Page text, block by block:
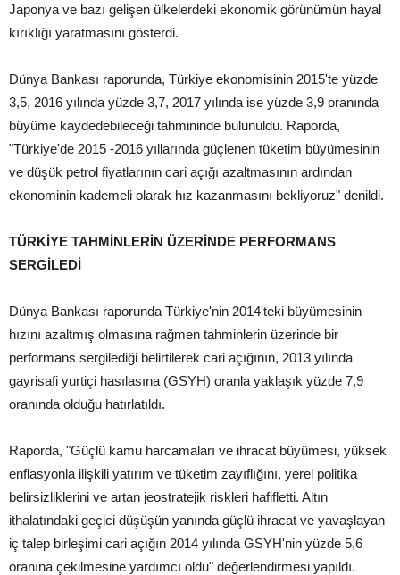
Japonya ve bazı gelişen ülkelerdeki ekonomik görünümün hayal
kırıklığı yaratmasını gösterdi.
Dünya Bankası raporunda, Türkiye ekonomisinin 2015'te yüzde
3,5, 2016 yılında yüzde 3,7, 2017 yılında ise yüzde 3,9 oranında
büyüme kaydedebileceği tahmininde bulunuldu. Raporda,
"Türkiye'de 2015 -2016 yıllarında güçlenen tüketim büyümesinin
ve düşük petrol fiyatlarının cari açığı azaltmasının ardından
ekonominin kademeli olarak hız kazanmasını bekliyoruz" denildi.
TÜRKİYE TAHMİNLERİN ÜZERİNDE PERFORMANS
SERGİLEDİ
Dünya Bankası raporunda Türkiye'nin 2014'teki büyümesinin
hızını azaltmış olmasına rağmen tahminlerin üzerinde bir
performans sergilediği belirtilerek cari açığının, 2013 yılında
gayrisafi yurtiçi hasılasına (GSYH) oranla yaklaşık yüzde 7,9
oranında olduğu hatırlatıldı.
Raporda, "Güçlü kamu harcamaları ve ihracat büyümesi, yüksek
enflasyonla ilişkili yatırım ve tüketim zayıflığını, yerel politika
belirsizliklerini ve artan jeostratejik riskleri hafifletti. Altın
ithalatındaki geçici düşüşün yanında güçlü ihracat ve yavaşlayan
iç talep birleşimi cari açığın 2014 yılında GSYH'nin yüzde 5,6
oranına çekilmesine yardımcı oldu" değerlendirmesi yapıldı.